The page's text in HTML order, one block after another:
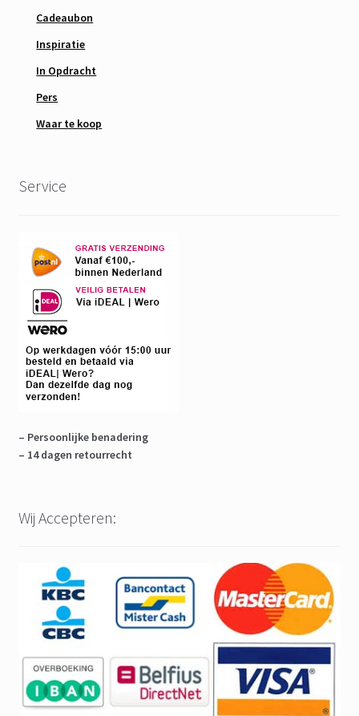
Cadeaubon
Inspiratie
In Opdracht
Pers
Waar te koop
Service
– Persoonlijke benadering
– 14 dagen retourrecht
Wij Accepteren: